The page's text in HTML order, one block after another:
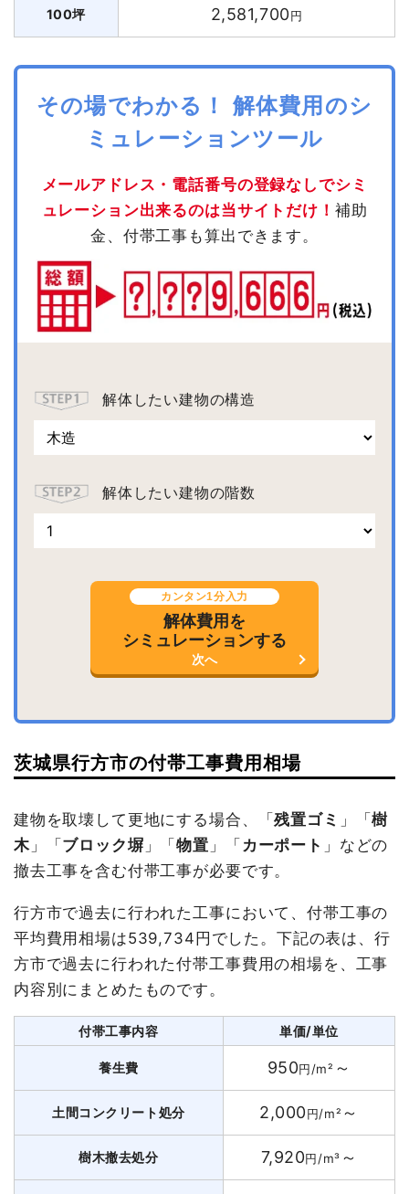
100坪 2,581,700円
その場でわかる！ 解体費用のシ
ミュレーションツール
メールアドレス・電話番号の登録なしでシミ
ュレーション出来るのは当サイトだけ！ 補助
金、付帯工事も算出できます。
解体したい建物の構造
解体したい建物の階数
カンタン1分入力
解体費用を
シミュレーションする
次へ
茨城県行方市の付帯工事費用相場
建物を取壊して更地にする場合、「残置ゴミ 」「樹
木」「 ブロック塀 」「物置 」「 カーポート 」などの
撤去工事を含む付帯工事が必要です。
行方市で過去に行われた工事において、付帯工事の
平均費用相場は539,734円でした。下記の表は、行
方市で過去に行われた付帯工事費用の相場を、工事
内容別にまとめたものです。
付帯工事内容 単価/単位
養生費 950円/m² ～
土間コンクリート処分 2,000円/m² ～
樹木撤去処分 7,920円/m³ ～